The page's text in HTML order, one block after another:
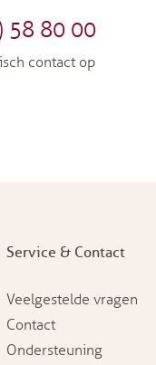
58 80 00
contact op
Service & Contact
Veelgestelde vragen
Contact
Ondersteuning